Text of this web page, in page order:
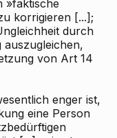
»faktische
korrigieren [...];
durch
auszugleichen,
von Art 14
enger ist,
eine Person